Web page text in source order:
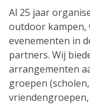
Al 25 jaar
outdoor kampen,
evenementen in
partners. Wij
arrangementen
groepen